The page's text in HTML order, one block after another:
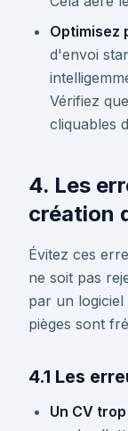
Optimisez
d'envoi
Vérifiez
cliquables
4. Les
création
Évitez ces
ne soit pas
par un
pièges sont
4.1 Les
Un CV